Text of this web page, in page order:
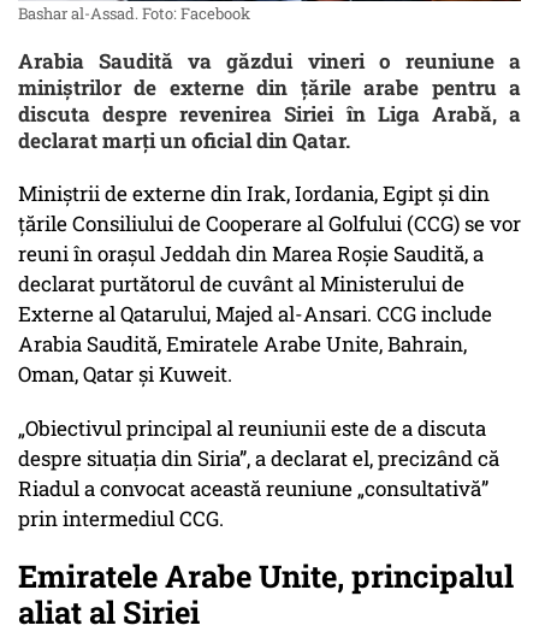
Bashar al-Assad. Foto: Facebook
Arabia Saudită va găzdui vineri o reuniune a
miniștrilor de externe din țările arabe pentru a
discuta despre revenirea Siriei în Liga Arabă, a
declarat marți un oficial din Qatar.
Miniștrii de externe din Irak, Iordania, Egipt și din
țările Consiliului de Cooperare al Golfului (CCG) se vor
reuni în orașul Jeddah din Marea Roșie Saudită, a
declarat purtătorul de cuvânt al Ministerului de
Externe al Qatarului, Majed al-Ansari. CCG include
Arabia Saudită, Emiratele Arabe Unite, Bahrain,
Oman, Qatar și Kuweit.
„Obiectivul principal al reuniunii este de a discuta
despre situaţia din Siria”, a declarat el, precizând că
Riadul a convocat această reuniune „consultativă”
prin intermediul CCG.
Emiratele Arabe Unite, principalul
aliat al Siriei